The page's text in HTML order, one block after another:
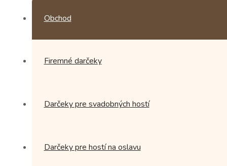
Obchod
Firemné darčeky
Darčeky pre svadobných hostí
Darčeky pre hostí na oslavu